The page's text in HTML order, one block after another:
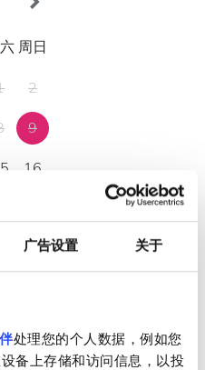
广告设置 关于
处理您的个人数据，例如您
备上存储和访问信息，以投
周日
2
9
16
30